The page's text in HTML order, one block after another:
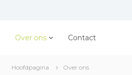
Over ons Contact
Hoofdpagina Over ons